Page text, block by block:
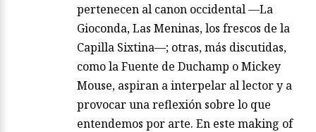
pertenecen al canon occidental —La
Gioconda, Las Meninas, los frescos de la
Capilla Sixtina—; otras, más discutidas,
como la Fuente de Duchamp o Mickey
Mouse, aspiran a interpelar al lector y a
provocar una reflexión sobre lo que
entendemos por arte. En este making of